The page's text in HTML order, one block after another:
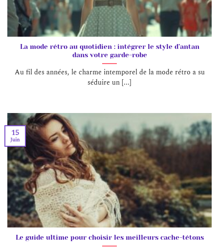
La mode rétro au quotidien : intégrer le style d’antan
dans votre garde-robe
Au fil des années, le charme intemporel de la mode rétro a su
séduire un [...]
Le guide ultime pour choisir les meilleurs cache-tétons
15
Juin